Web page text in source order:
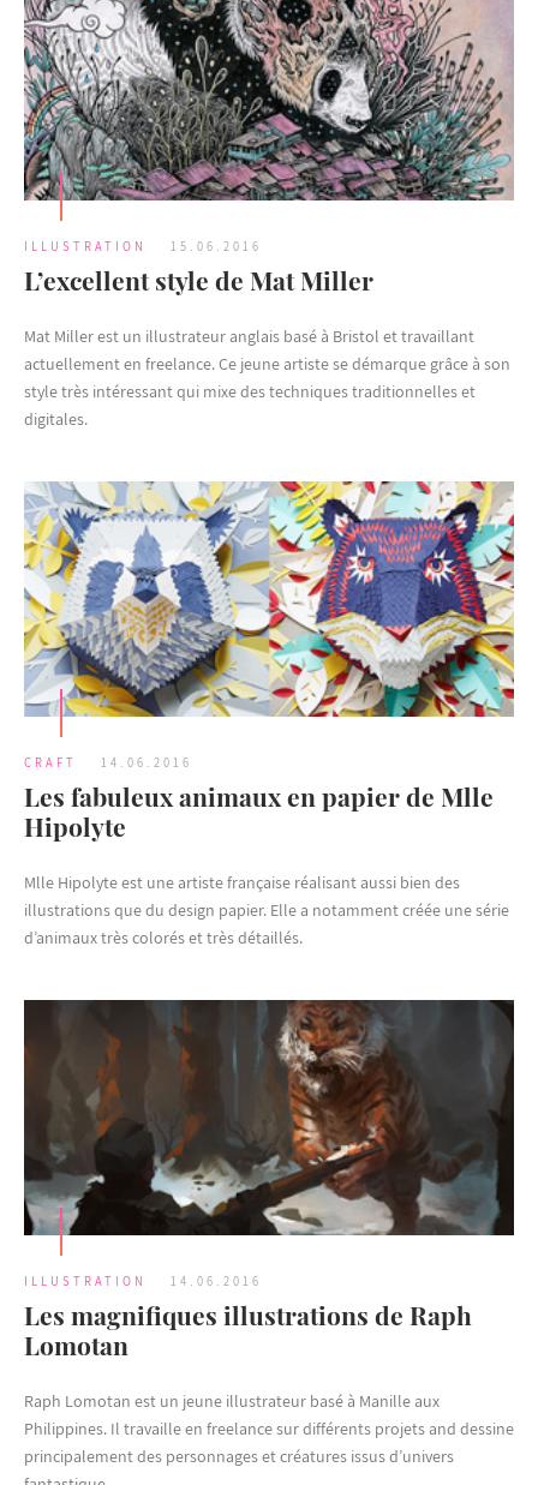
ILLUSTRATION 15.06.2016
L’excellent style de Mat Miller
Mat Miller est un illustrateur anglais basé à Bristol et travaillant
actuellement en freelance. Ce jeune artiste se démarque grâce à son
style très intéressant qui mixe des techniques traditionnelles et
digitales.
CRAFT 14.06.2016
Les fabuleux animaux en papier de Mlle
Hipolyte
Mlle Hipolyte est une artiste française réalisant aussi bien des
illustrations que du design papier. Elle a notamment créée une série
d’animaux très colorés et très détaillés.
ILLUSTRATION 14.06.2016
Les magnifiques illustrations de Raph
Lomotan
Raph Lomotan est un jeune illustrateur basé à Manille aux
Philippines. Il travaille en freelance sur différents projets and dessine
principalement des personnages et créatures issus d’univers